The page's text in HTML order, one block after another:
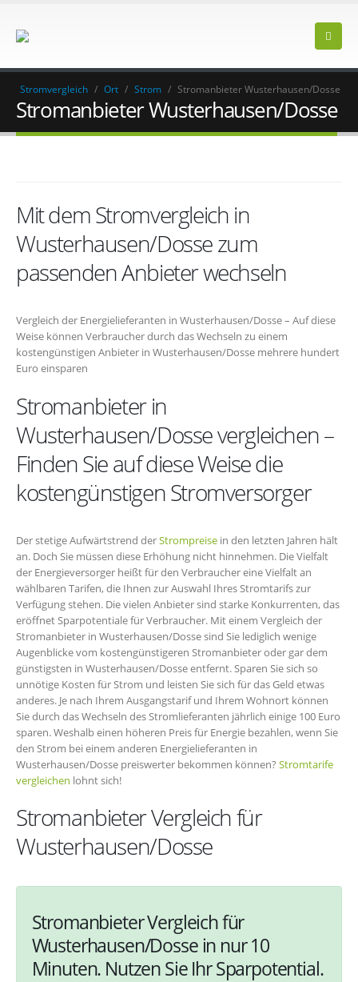
Stromvergleich / Ort / Strom / Stromanbieter Wusterhausen/Dosse
Stromanbieter Wusterhausen/Dosse
Mit dem Stromvergleich in
Wusterhausen/Dosse zum
passenden Anbieter wechseln
Vergleich der Energielieferanten in Wusterhausen/Dosse – Auf diese
Weise können Verbraucher durch das Wechseln zu einem
kostengünstigen Anbieter in Wusterhausen/Dosse mehrere hundert
Euro einsparen
Stromanbieter in
Wusterhausen/Dosse vergleichen –
Finden Sie auf diese Weise die
kostengünstigen Stromversorger
Der stetige Aufwärtstrend derStrompreise in den letzten Jahren hält
an. Doch Sie müssen diese Erhöhung nicht hinnehmen. Die Vielfalt
der Energieversorger heißt für den Verbraucher eine Vielfalt an
wählbaren Tarifen, die Ihnen zur Auswahl Ihres Stromtarifs zur
Verfügung stehen. Die vielen Anbieter sind starke Konkurrenten, das
eröffnet Sparpotentiale für Verbraucher. Mit einem Vergleich der
Stromanbieter in Wusterhausen/Dosse sind Sie lediglich wenige
Augenblicke vom kostengünstigeren Stromanbieter oder gar dem
günstigsten in Wusterhausen/Dosse entfernt. Sparen Sie sich so
unnötige Kosten für Strom und leisten Sie sich für das Geld etwas
anderes. Je nach Ihrem Ausgangstarif und Ihrem Wohnort können
Sie durch das Wechseln des Stromlieferanten jährlich einige 100 Euro
sparen. Weshalb einen höheren Preis für Energie bezahlen, wenn Sie
den Strom bei einem anderen Energielieferanten in
Wusterhausen/Dosse preiswerter bekommen können? Stromtarife
vergleichen lohnt sich!
Stromanbieter Vergleich für
Wusterhausen/Dosse
Stromanbieter Vergleich für
Wusterhausen/Dosse in nur 10
Minuten. Nutzen Sie Ihr Sparpotential.